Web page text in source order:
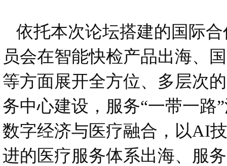
依托本次论坛搭建的国际
员会在智能快检产品出海、
等方面展开全方位、多层次
务中心建设，服务“一带一路
数字经济与医疗融合，以AI
进的医疗服务体系出海、服